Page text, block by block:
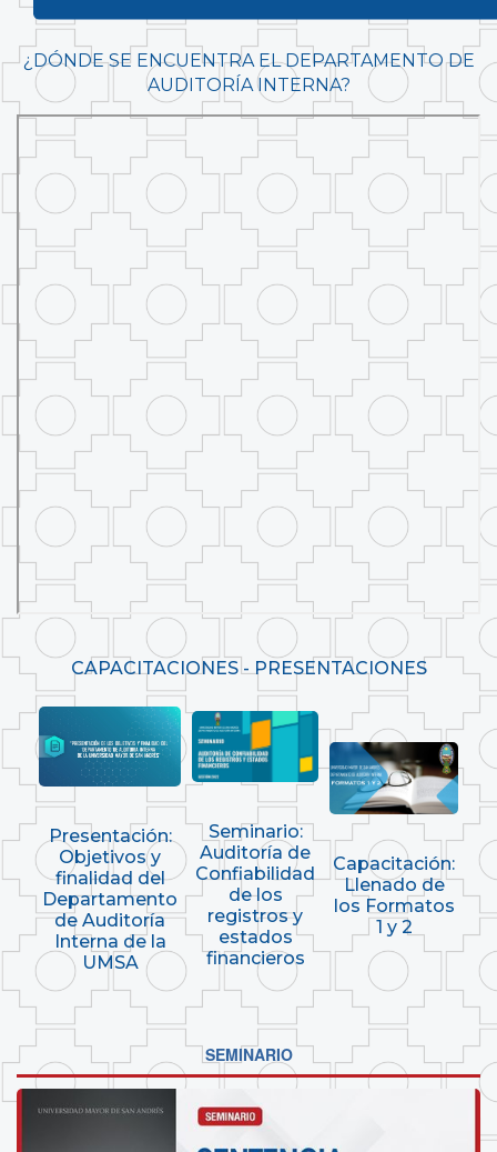
¿DÓNDE SE ENCUENTRA EL DEPARTAMENTO DE
AUDITORÍA INTERNA?
CAPACITACIONES - PRESENTACIONES
Presentación:
Objetivos y
finalidad del
Departamento
de Auditoría
Interna de la
UMSA
Seminario:
Auditoría de
Confiabilidad
de los
registros y
estados
financieros
Capacitación:
Llenado de
los Formatos
1 y 2
SEMINARIO